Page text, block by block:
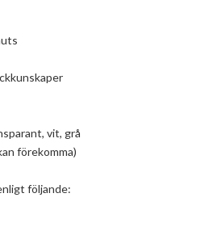
vit, grå
förekomma)
följande: